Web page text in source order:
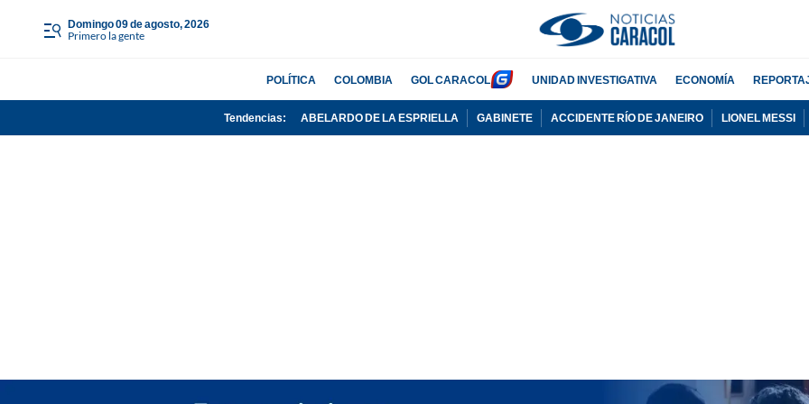
domingo 09 de agosto, 2026
Primero la gente
POLÍTICA COLOMBIA GOL CARACOL UNIDAD INVESTIGATIVA ECONOMÍA
Tendencias: ABELARDO DE LA ESPRIELLA GABINETE ACCIDENTE RÍO DE JANEIRO LIONEL MESSI